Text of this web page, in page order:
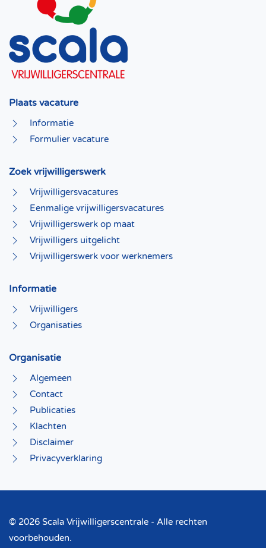
Plaats vacature
Informatie
Formulier vacature
Zoek vrijwilligerswerk
Vrijwilligersvacatures
Eenmalige vrijwilligersvacatures
Vrijwilligerswerk op maat
Vrijwilligers uitgelicht
Vrijwilligerswerk voor werknemers
Informatie
Vrijwilligers
Organisaties
Organisatie
Algemeen
Contact
Publicaties
Klachten
Disclaimer
Privacyverklaring
© 2026 Scala Vrijwilligerscentrale - Alle rechten
voorbehouden.